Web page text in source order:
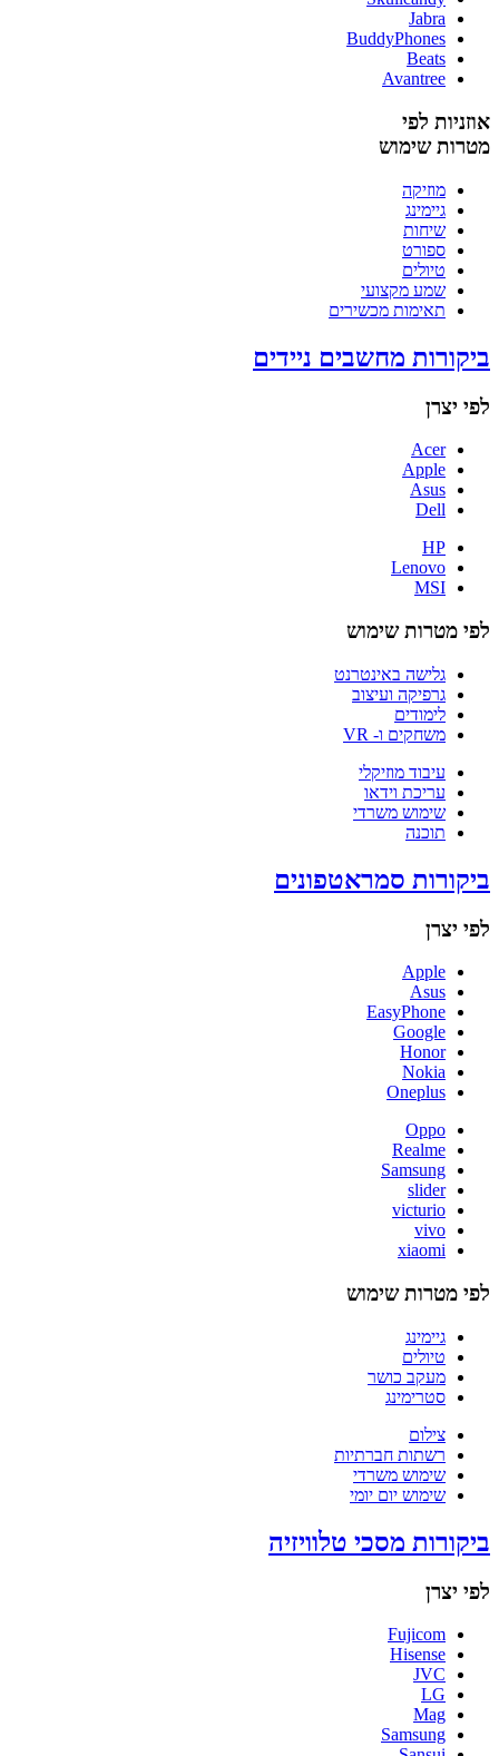
Jabra
BuddyPhones
Beats
Avantree
אוזניות לפי
מטרות שימוש
מוזיקה
גיימינג
שיחות
ספורט
טיולים
שמע מקצועי
תאימות מכשירים
ביקורות מחשבים ניידים
לפי יצרן
Acer
Apple
Asus
Dell
HP
Lenovo
MSI
לפי מטרות שימוש
גלישה באינטרנט
גרפיקה ועיצוב
לימודים
משחקים ו- VR
עיבוד מוזיקלי
עריכת וידאו
שימוש משרדי
תוכנה
ביקורות סמראטפונים
לפי יצרן
Apple
Asus
EasyPhone
Google
Honor
Nokia
Oneplus
Oppo
Realme
Samsung
slider
victurio
vivo
xiaomi
לפי מטרות שימוש
גיימינג
טיולים
מעקב כושר
סטרימינג
צילום
רשתות חברתיות
שימוש משרדי
שימוש יום יומי
ביקורות מסכי טלוויזיה
לפי יצרן
Fujicom
Hisense
JVC
LG
Mag
Samsung